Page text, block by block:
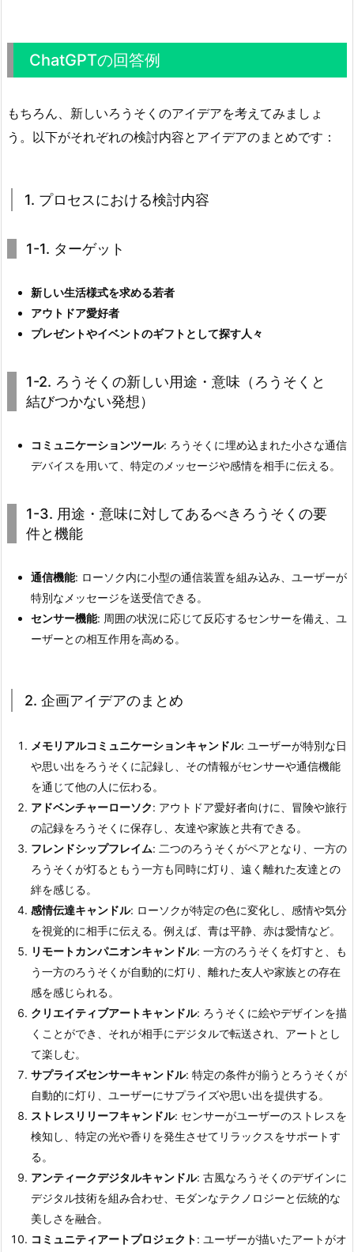
ChatGPTの回答例
もちろん、新しいろうそくのアイデアを考えてみましょ
う。以下がそれぞれの検討内容とアイデアのまとめです：
1. プロセスにおける検討内容
1-1. ターゲット
新しい生活様式を求める若者
アウトドア愛好者
プレゼントやイベントのギフトとして探す人々
1-2. ろうそくの新しい用途・意味（ろうそくと
結びつかない発想）
コミュニケーションツール: ろうそくに埋め込まれた小さな通信
デバイスを用いて、特定のメッセージや感情を相手に伝える。
1-3. 用途・意味に対してあるべきろうそくの要
件と機能
通信機能: ローソク内に小型の通信装置を組み込み、ユーザーが
特別なメッセージを送受信できる。
センサー機能: 周囲の状況に応じて反応するセンサーを備え、ユ
ーザーとの相互作用を高める。
2. 企画アイデアのまとめ
メモリアルコミュニケーションキャンドル: ユーザーが特別な日
や思い出をろうそくに記録し、その情報がセンサーや通信機能
を通じて他の人に伝わる。
アドベンチャーローソク: アウトドア愛好者向けに、冒険や旅行
の記録をろうそくに保存し、友達や家族と共有できる。
フレンドシップフレイム: 二つのろうそくがペアとなり、一方の
ろうそくが灯るともう一方も同時に灯り、遠く離れた友達との
絆を感じる。
感情伝達キャンドル: ローソクが特定の色に変化し、感情や気分
を視覚的に相手に伝える。例えば、青は平静、赤は愛情など。
リモートカンパニオンキャンドル: 一方のろうそくを灯すと、も
う一方のろうそくが自動的に灯り、離れた友人や家族との存在
感を感じられる。
クリエイティブアートキャンドル: ろうそくに絵やデザインを描
くことができ、それが相手にデジタルで転送され、アートとし
て楽しむ。
サプライズセンサーキャンドル: 特定の条件が揃うとろうそくが
自動的に灯り、ユーザーにサプライズや思い出を提供する。
ストレスリリーフキャンドル: センサーがユーザーのストレスを
検知し、特定の光や香りを発生させてリラックスをサポートす
る。
アンティークデジタルキャンドル: 古風なろうそくのデザインに
デジタル技術を組み合わせ、モダンなテクノロジーと伝統的な
美しさを融合。
コミュニティアートプロジェクト: ユーザーが描いたアートがオ